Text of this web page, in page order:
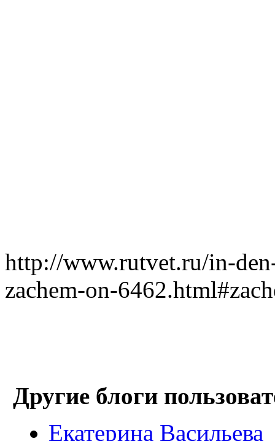
http://www.rutvet.ru/in-
zachem-on-
Другие блоги
Екатерина Васильева